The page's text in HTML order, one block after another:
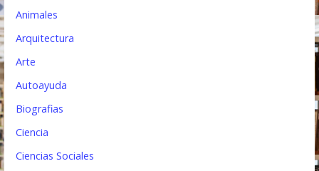
n
d
a
Animales
Arquitectura
Arte
Autoayuda
Biografias
Ciencia
Ciencias Sociales